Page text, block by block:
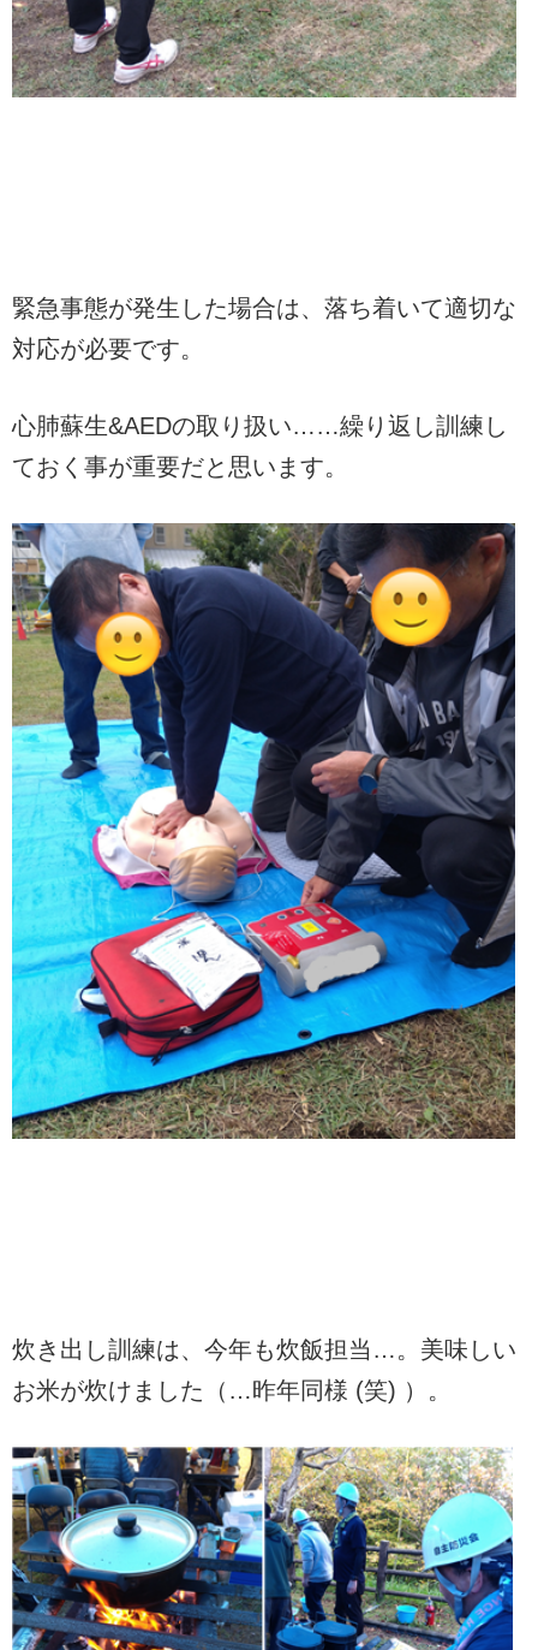
緊急事態が発生した場合は、落ち着いて適切な
対応が必要です。
心肺蘇生&AEDの取り扱い……繰り返し訓練し
ておく事が重要だと思います。
炊き出し訓練は、今年も炊飯担当…。美味しい
お米が炊けました（…昨年同様 (笑) ）。